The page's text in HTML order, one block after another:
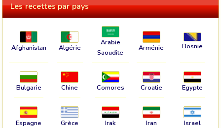
Les recettes par pays
Afghanistan Algérie
Arabie
Saoudite
Arménie Bosnie
Bulgarie Chine Comores Croatie Egypte
Espagne Grèce Irak Iran Israel